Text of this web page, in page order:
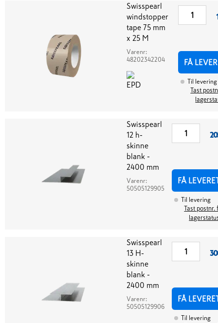
Swisspearl
windstopper
tape 75 mm
x 25 M
Varenr:
48202342204
FÅ
Til levering
Tast
Swisspearl
12 h-
skinne
blank -
2400 mm
Varenr:
50505129905
FÅ
Til levering
Tast postnr.
Swisspearl
13 H-
skinne
blank -
2400 mm
Varenr:
50505129906
FÅ
Til levering